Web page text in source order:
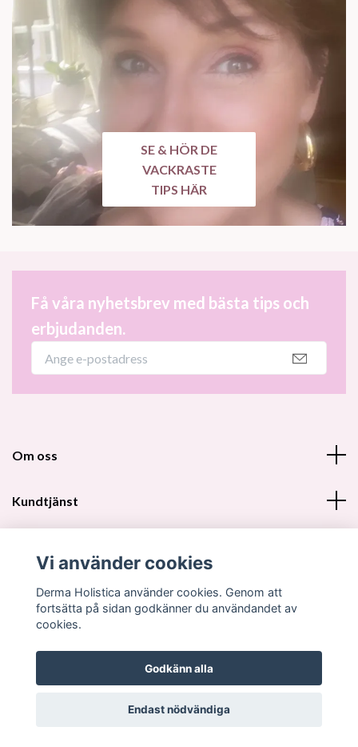
SE & HÖR DE
VACKRASTE
TIPS HÄR
Få våra nyhetsbrev med bästa tips och
erbjudanden.
Om oss
Kundtjänst
Sociala medier
© 2026 Derma Holistica DH Beautyshop
Vi använder cookies
Derma Holistica använder cookies. Genom att
fortsätta på sidan godkänner du användandet av
cookies.
Godkänn alla
Endast nödvändiga